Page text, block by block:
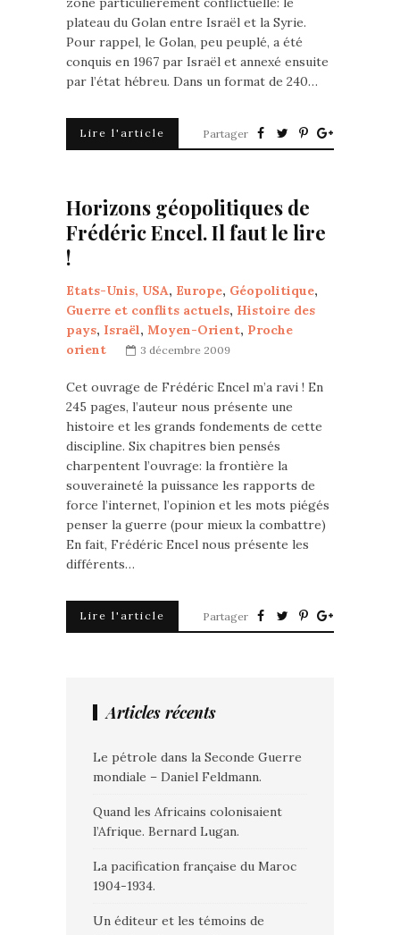
plateau du Golan entre Israël et la Syrie.
Pour rappel, le Golan, peu peuplé, a été
conquis en 1967 par Israël et annexé ensuite
par l’état hébreu. Dans un format de 240…
Lire l'article Partager
Horizons géopolitiques de
Frédéric Encel. Il faut le lire
!
Etats-Unis, USA, Europe, Géopolitique,
Guerre et conflits actuels, Histoire des
pays, Israël, Moyen-Orient, Proche
orient
3 décembre 2009
Cet ouvrage de Frédéric Encel m’a ravi ! En
245 pages, l’auteur nous présente une
histoire et les grands fondements de cette
discipline. Six chapitres bien pensés
charpentent l’ouvrage: la frontière la
souveraineté la puissance les rapports de
force l’internet, l’opinion et les mots piégés
penser la guerre (pour mieux la combattre)
En fait, Frédéric Encel nous présente les
différents…
Lire l'article Partager
Articles récents
Le pétrole dans la Seconde Guerre
mondiale – Daniel Feldmann.
Quand les Africains colonisaient
l’Afrique. Bernard Lugan.
La pacification française du Maroc
1904-1934.
Un éditeur et les témoins de